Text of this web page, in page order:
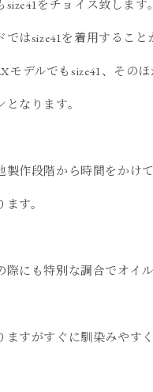
をチョイス致します。
はsize41を着用すること
モデルでもsize41、その
なります。
製作段階から時間をかけ
す。
際にも特別な調合でオイ
ますがすぐに馴染みやす